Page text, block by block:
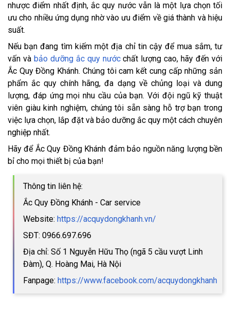
nhược điểm nhất định, ắc quy nước vẫn là một lựa chọn tối
ưu cho nhiều ứng dụng nhờ vào ưu điểm về giá thành và hiệu
suất.
Nếu bạn đang tìm kiếm một địa chỉ tin cậy để mua sắm, tư
vấn và bảo dưỡng ắc quy nướcchất lượng cao, hãy đến với
Ắc Quy Đồng Khánh. Chúng tôi cam kết cung cấp những sản
phẩm ắc quy chính hãng, đa dạng về chủng loại và dung
lượng, đáp ứng mọi nhu cầu của bạn. Với đội ngũ kỹ thuật
viên giàu kinh nghiệm, chúng tôi sẵn sàng hỗ trợ bạn trong
việc lựa chọn, lắp đặt và bảo dưỡng ắc quy một cách chuyên
nghiệp nhất.
Hãy để Ắc Quy Đồng Khánh đảm bảo nguồn năng lượng bền
bỉ cho mọi thiết bị của bạn!
Thông tin liên hệ:
Ắc Quy Đồng Khánh - Car service
Website: https://acquydongkhanh.vn/
SĐT: 0966.697.696
Địa chỉ: Số 1 Nguyễn Hữu Thọ (ngã 5 cầu vượt Linh
Đàm), Q. Hoàng Mai, Hà Nội
Fanpage: https://www.facebook.com/acquydongkhanh